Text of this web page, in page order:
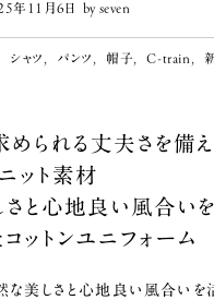
年11月6日 by seven
シャツ パンツ 帽子 C-train
られる丈夫さを備え
ット素材
さと心地良い風合いを
ットンユニフォーム
美しさと心地良い風合いを